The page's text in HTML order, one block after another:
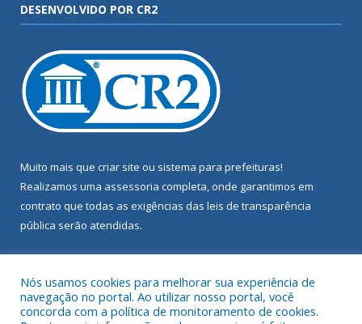
DESENVOLVIDO POR CR2
Muito mais que criar site ou sistema para prefeituras!
Realizamos uma assessoria completa, onde garantimos em
contrato que todas as exigências das leis de transparência
pública serão atendidas.
Nós usamos cookies para melhorar sua experiência de
navegação no portal. Ao utilizar nosso portal, você
concorda com a política de monitoramento de cookies.